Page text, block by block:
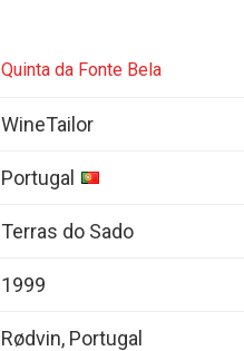
Quinta da Fonte Bela
WineTailor
Portugal
Terras do Sado
1999
Rødvin, Portugal